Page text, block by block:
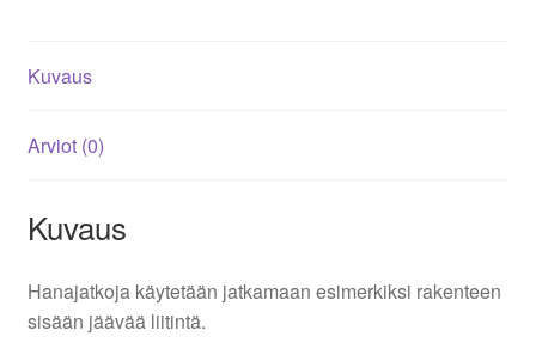
Kuvaus
Arviot (0)
Kuvaus
Hanajatkoja käytetään jatkamaan esimerkiksi rakenteen
sisään jäävää liitintä.